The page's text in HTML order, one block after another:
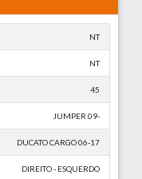
NT
NT
45
JUMPER 09-
DUCATO CARGO 06-17
DIREITO - ESQUERDO